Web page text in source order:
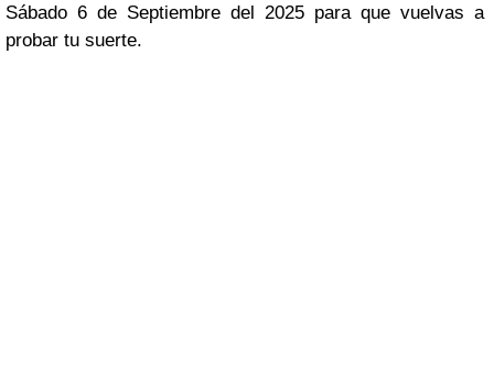
Sábado 6 de Septiembre del 2025 para que vuelvas a
probar tu suerte.